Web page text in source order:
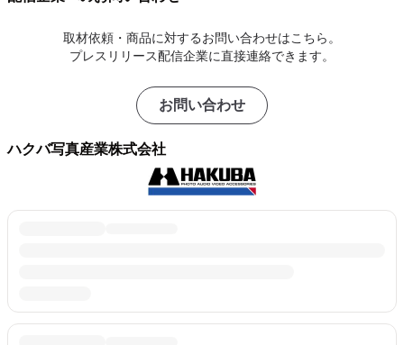
取材依頼・商品に対するお問い合わせはこちら。
プレスリリース配信企業に直接連絡できます。
お問い合わせ
ハクバ写真産業株式会社